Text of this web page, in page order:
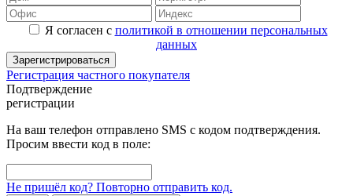
Я согласен с политикой в отношении персональных
данных
Зарегистрироваться
Регистрация частного покупателя
Подтверждение
регистрации
На ваш телефон отправлено SMS с кодом подтверждения.
Просим ввести код в поле:
Не пришёл код? Повторно отправить код.